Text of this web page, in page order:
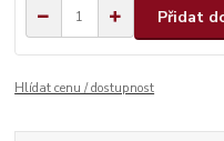
Přidat
Hlídat cenu / dostupnost